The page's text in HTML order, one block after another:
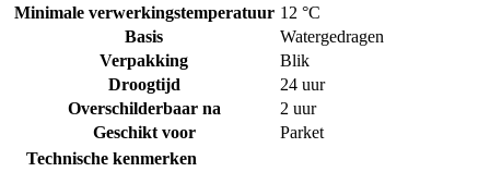
Minimale verwerkingstemperatuur 12 °C
Basis
Watergedragen
Verpakking
Blik
Droogtijd
24 uur
Overschilderbaar na
2 uur
Geschikt voor
Parket
Technische kenmerken